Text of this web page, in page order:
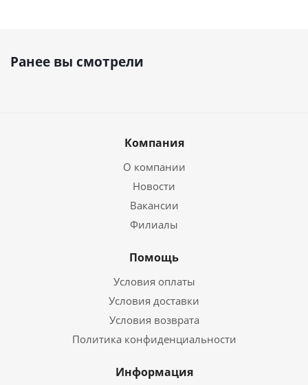
Ранее вы смотрели
Компания
О компании
Новости
Вакансии
Филиалы
Помощь
Условия оплаты
Условия доставки
Условия возврата
Политика конфиденциальности
Информация